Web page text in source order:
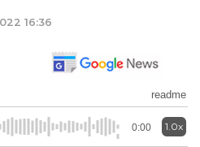
16:36
readme
0:00 1.0x